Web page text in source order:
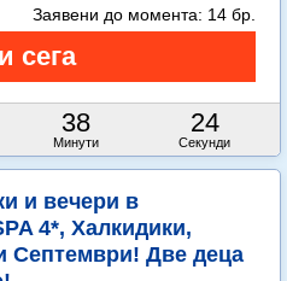
38
Минути
22
Секунди
Заявени до момента: 14 бр.
и вечери в
4*, Халкидики,
Септември! Две деца